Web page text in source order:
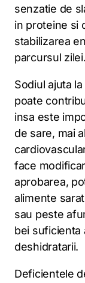
senzatie de
in proteine si
stabilizarea
parcursul zilei.
Sodiul ajuta
poate
insa este
de sare, mai
face
aprobarea,
alimente
sau peste
bei suficienta
deshidratarii.
Deficientele